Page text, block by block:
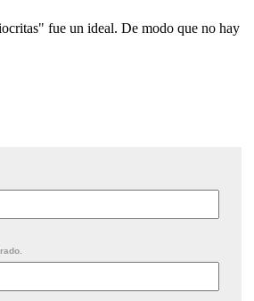
fue un ideal. De modo que no hay